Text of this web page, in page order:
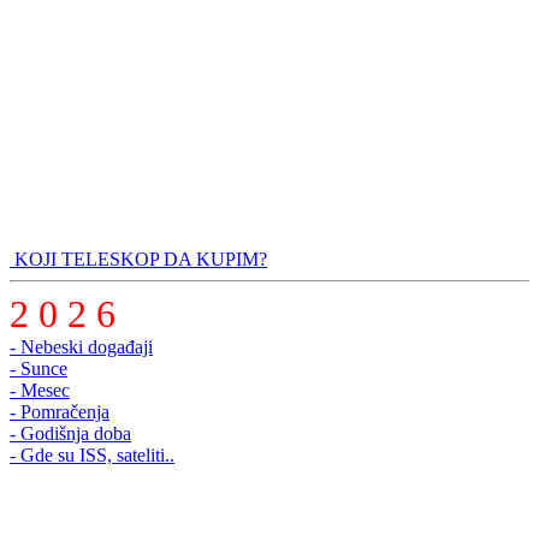
KOJI TELESKOP DA KUPIM?
2 0 2 6
- Nebeski događaji
- Sunce
- Mesec
- Pomračenja
- Godišnja doba
- Gde su ISS, sateliti..